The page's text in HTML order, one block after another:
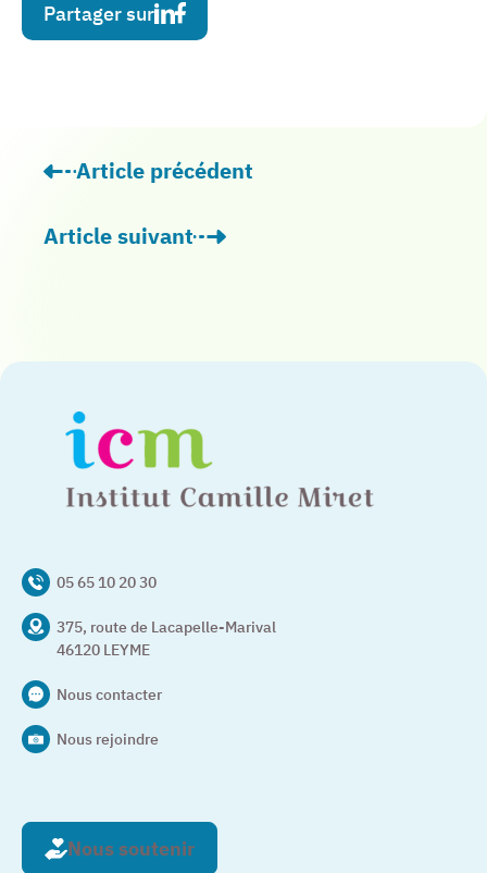
Partager sur
Article précédent
: Le Foyer de Vie « La Passerelle »
Article suivant
: Cette résidence d’accueil ouvre une
05 65 10 20 30
375, route de Lacapelle-Marival
46120 LEYME
Nous contacter
Nous rejoindre
Nous soutenir